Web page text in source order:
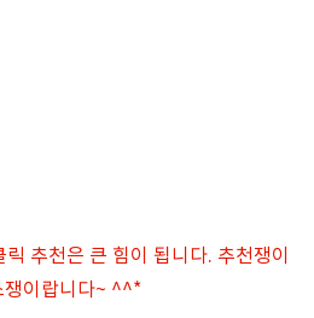
추천은 큰 힘이 됩니다. 추천쟁이
쟁이랍니다~ ^^*